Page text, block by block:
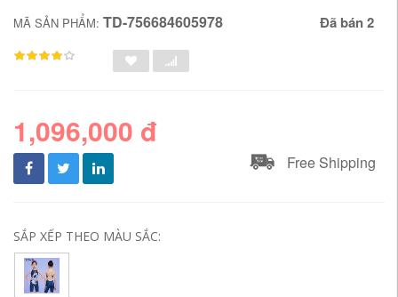
MÃ SẢN PHẨM: TD-756684605978 Đã bán 2
1,096,000 đ
Free Shipping
SẮP XẾP THEO MÀU SẮC: